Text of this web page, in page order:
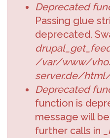
Deprecated
Passing glue
deprecated.
/var/www/
server.de/
Deprecated
function is
message will
further calls in